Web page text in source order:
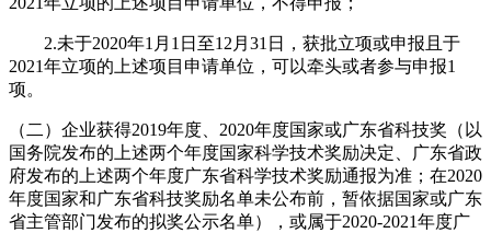
2.未于2020年1月1日至12月31日，获批立项或申报且于
2021年立项的上述项目申请单位，可以牵头或者参与申报1
项。
（ 二 ） 企业获得2019年度、2020年度国家或广东省科技奖（以
国务院发布的上述两个年度国家科学技术奖励决定、广东省政
府发布的上述两个年度广东省科学技术奖励通报为准；在2020
年度国家和广东省科技奖励名单未公布前，暂依据国家或广东
省主管部门发布的拟奖公示名单），或属于2020-2021年度广